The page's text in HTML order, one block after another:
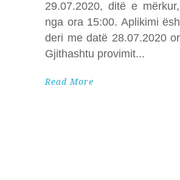
29.07.2020, ditë e
nga ora 15:00. Aplikimi
deri me datë 28.07.2020
Gjithashtu provimit
Read More